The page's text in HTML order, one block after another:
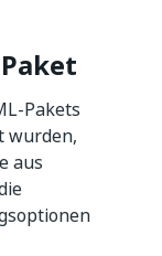
Pakets
wurden,
aus